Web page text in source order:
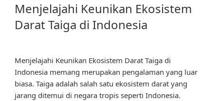
Menjelajahi Keunikan Ekosistem
Darat Taiga di Indonesia
Menjelajahi Keunikan Ekosistem Darat Taiga di
Indonesia memang merupakan pengalaman yang luar
biasa. Taiga adalah salah satu ekosistem darat yang
jarang ditemui di negara tropis seperti Indonesia.